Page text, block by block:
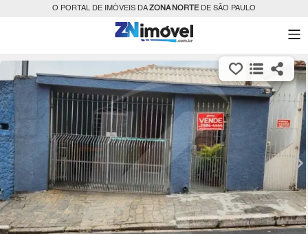
O PORTAL DE IMÓVEIS DAZONA NORTEDE SÃO PAULO